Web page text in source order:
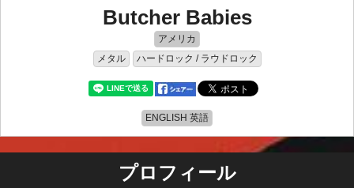
Butcher Babies
アメリカ
メタル
ハードロック / ラウドロック
ENGLISH 英語
プロフィール